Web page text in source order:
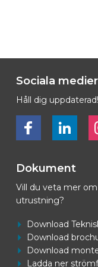
Sociala medier
Håll dig
Bekijk ons op FacebookBekijk ons op
Dokument
Vill du veta mer
utrustning?
Download
Download
Download
Ladda ner